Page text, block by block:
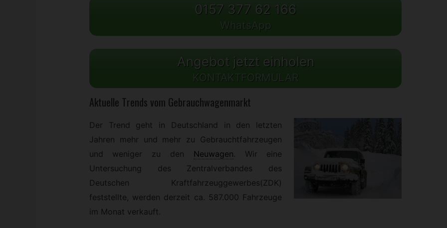
0157 377 62 166
WhatsApp
Angebot jetzt einholen
KONTAKTFORMULAR
Aktuelle Trends vom Gebrauchwagenmarkt
Der Trend geht in Deutschland in den letzten
Jahren mehr und mehr zu Gebrauchtfahrzeugen
und weniger zu den
Neuwagen. Wir eine
Untersuchung des Zentralverbandes des
Deutschen Kraftfahrzeuggewerbes(ZDK)
feststellte, werden derzeit ca. 587.000 Fahrzeuge
im Monat verkauft.